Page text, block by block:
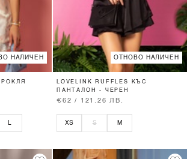
НАЛИЧЕН
РОКЛЯ
L
ОТНОВО НАЛИЧЕН
LOVELINK RUFFLES КЪС
ПАНТАЛОН - ЧЕРЕН
€62 / 121.26 ЛВ.
XS S M